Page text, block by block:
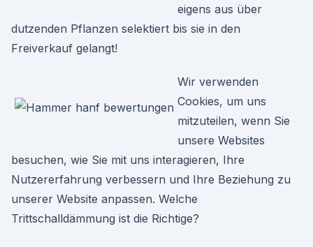
eigens aus über
dutzenden Pflanzen selektiert bis sie in den
Freiverkauf gelangt!
Wir verwenden
Cookies, um uns
mitzuteilen, wenn Sie
unsere Websites
besuchen, wie Sie mit uns interagieren, Ihre
Nutzererfahrung verbessern und Ihre Beziehung zu
unserer Website anpassen. Welche
Trittschalldämmung ist die Richtige?